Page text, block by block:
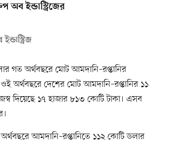
অব ইন্ডাস্ট্রিজের
গত অর্থবছরে মোট আমদানি–রপ্তানির
অর্থবছরে দেশের মোট আমদানি–রপ্তানির ১১
দিয়েছে ১৭ হাজার ৮১৩ কোটি টাকা। এসব
আমদানি–রপ্তানিতে ১১২ কোটি ডলার